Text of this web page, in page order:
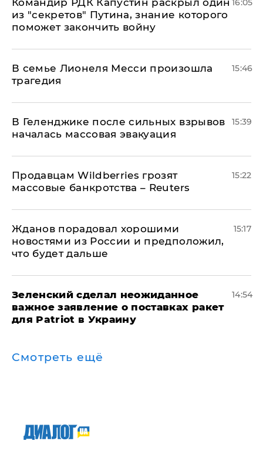
из "секретов" Путина, знание которого
поможет закончить войну
16:05
В семье Лионеля Месси произошла
трагедия
15:46
В Геленджике после сильных взрывов
началась массовая эвакуация
15:39
Продавцам Wildberries грозят
массовые банкротства – Reuters
15:22
Жданов порадовал хорошими
новостями из России и предположил,
что будет дальше
15:17
Зеленский сделал неожиданное
важное заявление о поставках ракет
для Patriot в Украину
14:54
Смотреть ещё